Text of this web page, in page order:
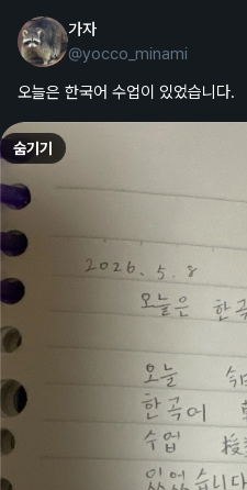
가자
@yocco_minami
오늘은 한국어 수업이 있었습니다.
숨기기